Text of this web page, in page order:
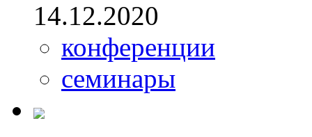
14.12.2020
конференции
семинары